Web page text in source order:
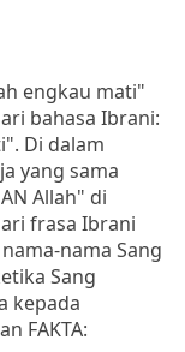
engkau mati"
bahasa Ibrani:
Di dalam
yang sama
Allah" di
frasa Ibrani
nama Sang
Sang
kepada
FAKTA: